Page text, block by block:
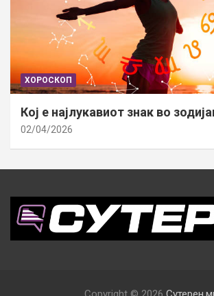
ХОРОСКОП
Кој е најлукавиот знак во
02/04/2026